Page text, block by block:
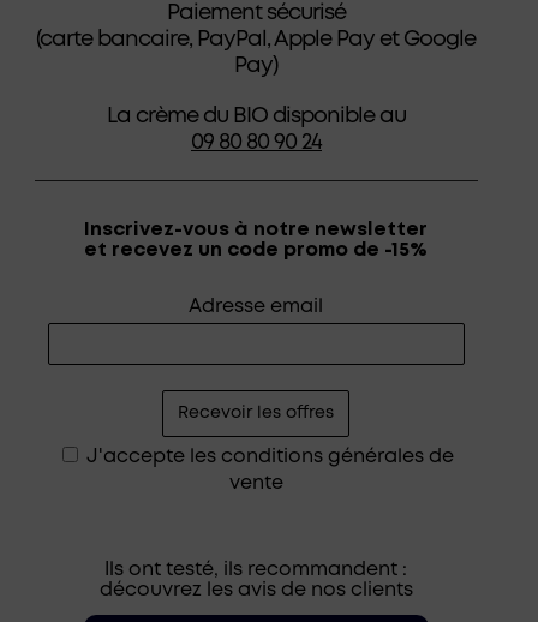
Paiement sécurisé
(carte bancaire, PayPal, Apple Pay et Google
Pay)
La crème du BIO disponible au
09 80 80 90 24
Inscrivez-vous à notre newsletter
et recevez un code promo de -15%
Adresse email
J'accepte les conditions générales de
vente
Ils ont testé, ils recommandent :
découvrez les avis de nos clients